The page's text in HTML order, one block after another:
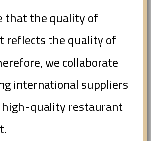
that the quality of
reflects the quality of
we collaborate
international suppliers
high-quality restaurant